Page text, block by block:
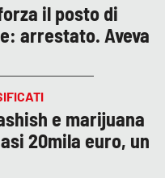
il posto di
arrestato. Aveva
e marijuana
20mila euro, un